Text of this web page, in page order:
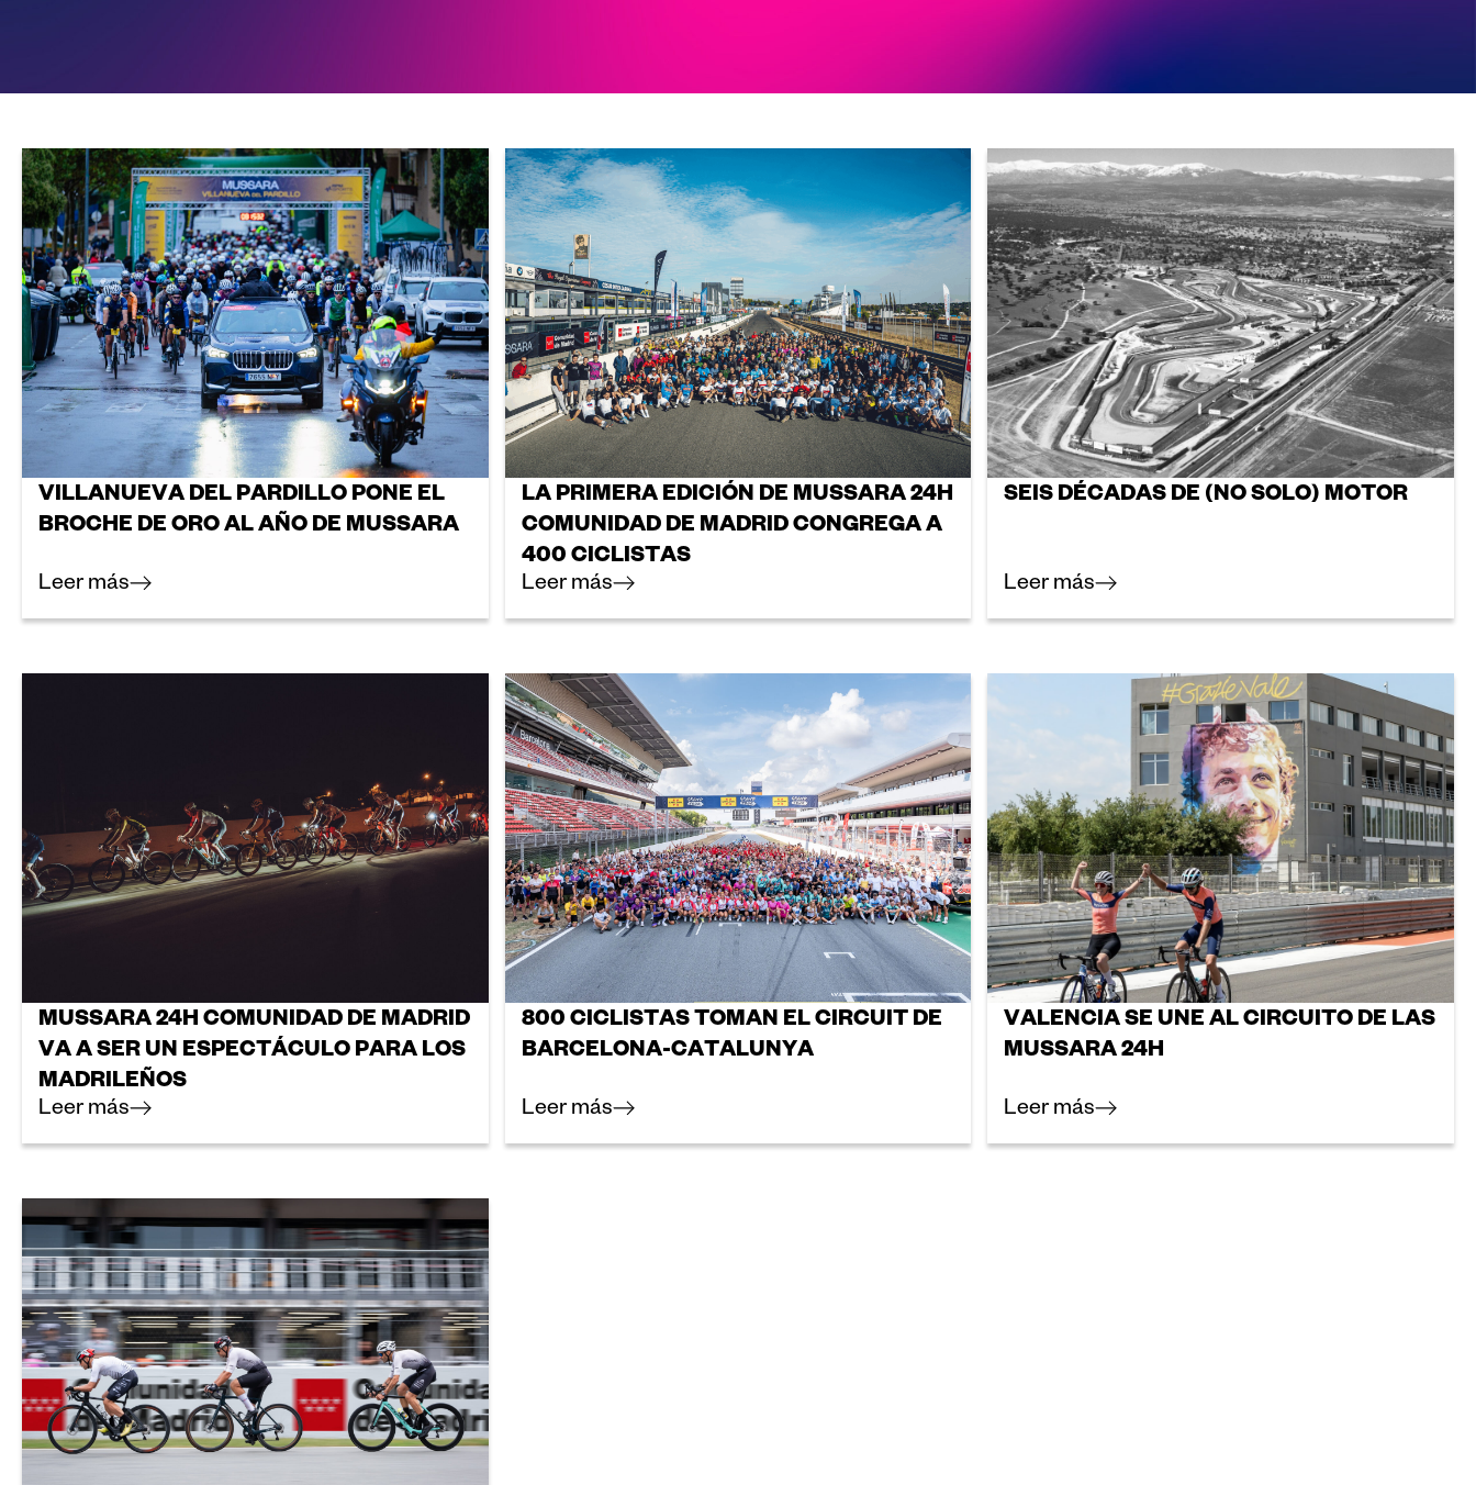
VILLANUEVA DEL PARDILLO PONE EL
BROCHE DE ORO AL AÑO DE MUSSARA
Leer más
LA PRIMERA EDICIÓN DE MUSSARA 24H
COMUNIDAD DE MADRID CONGREGA A
400 CICLISTAS
Leer más
SEIS DÉCADAS DE (NO SOLO) MOTOR
Leer más
MUSSARA 24H COMUNIDAD DE MADRID
VA A SER UN ESPECTÁCULO PARA LOS
MADRILEÑOS
Leer más
800 CICLISTAS TOMAN EL CIRCUIT DE
BARCELONA-CATALUNYA
Leer más
VALENCIA SE UNE AL CIRCUITO DE LAS
MUSSARA 24H
Leer más